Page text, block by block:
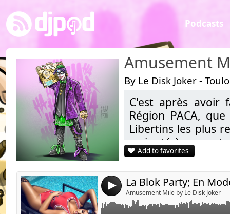
Podcasts
Amusement
By Le Disk Joker -
C'est après avoir
Région PACA,
Libertins les plus
a ajouté à ses
Profitant de
parties de Grands
Abdel, Dario RNY
Add to favorites
4 La Blok Party; En
Amusement Mile by Le Disk Joker
Link:
Post:
Send by